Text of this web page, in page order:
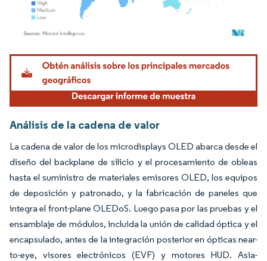
Imagen © Mordor Intelligence. El uso requiere atribución según CC BY 4.0.
Análisis de la cadena de valor
La cadena de valor de los microdisplays OLED abarca desde el
diseño del backplane de silicio y el procesamiento de obleas
hasta el suministro de materiales emisores OLED, los equipos
de deposición y patronado, y la fabricación de paneles que
integra el front-plane OLEDoS. Luego pasa por las pruebas y el
ensamblaje de módulos, incluida la unión de calidad óptica y el
encapsulado, antes de la integración posterior en ópticas near-
to-eye, visores electrónicos (EVF) y motores HUD. Asia-